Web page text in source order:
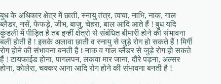
बुध के अधिकार क्षेत्र में छाती, स्नायु तंत्र, त्वचा, नाभि, नाक, गाल
ब्लैडर, नसें, फेफड़े, जीभ, बाजु, चेहरा, बाल आदि आते हैं ! बुध यदि
कुंडली में पीड़ित है तब इन्हीं क्षेत्रो से संबंधित बीमारी होने की संभावना
बली होती है ! इसके अलावा छाती व स्नायु से जुड़े रोग हो सकते हैं ! मिर्गी
रोग होने की संभावना बनती है ! नाक व गाल ब्लैडर से जुड़े रोग हो सकते
हैं ! टायफाईड होना, पागलपन, लकवा मार जाना, दौरे पड़ना, अल्सर
होना, कोलेरा, चक्कर आना आदि रोग होने की संभावना बनती है !